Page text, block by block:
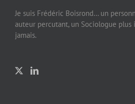
Je suis Frédéric Boisrond… un
auteur percutant, un Sociologue
jamais.